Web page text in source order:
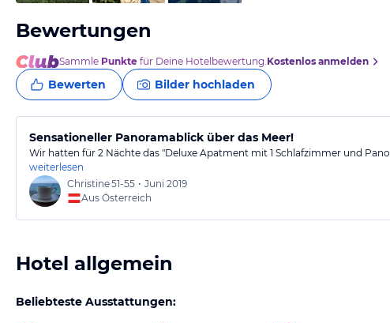
Bewertungen
Sammle Punkte für Deine Hotelbewertung.Kostenlos anmelden
Bewerten Bilder hochladen
Sensationeller Panoramablick über das Meer!
Wir hatten für 2 Nächte das "Deluxe Apatment mit 1 Schlafzimmer und
weiterlesen
Christine51-55 • Juni 2019
Aus Österreich
Hotel allgemein
Beliebteste Ausstattungen: